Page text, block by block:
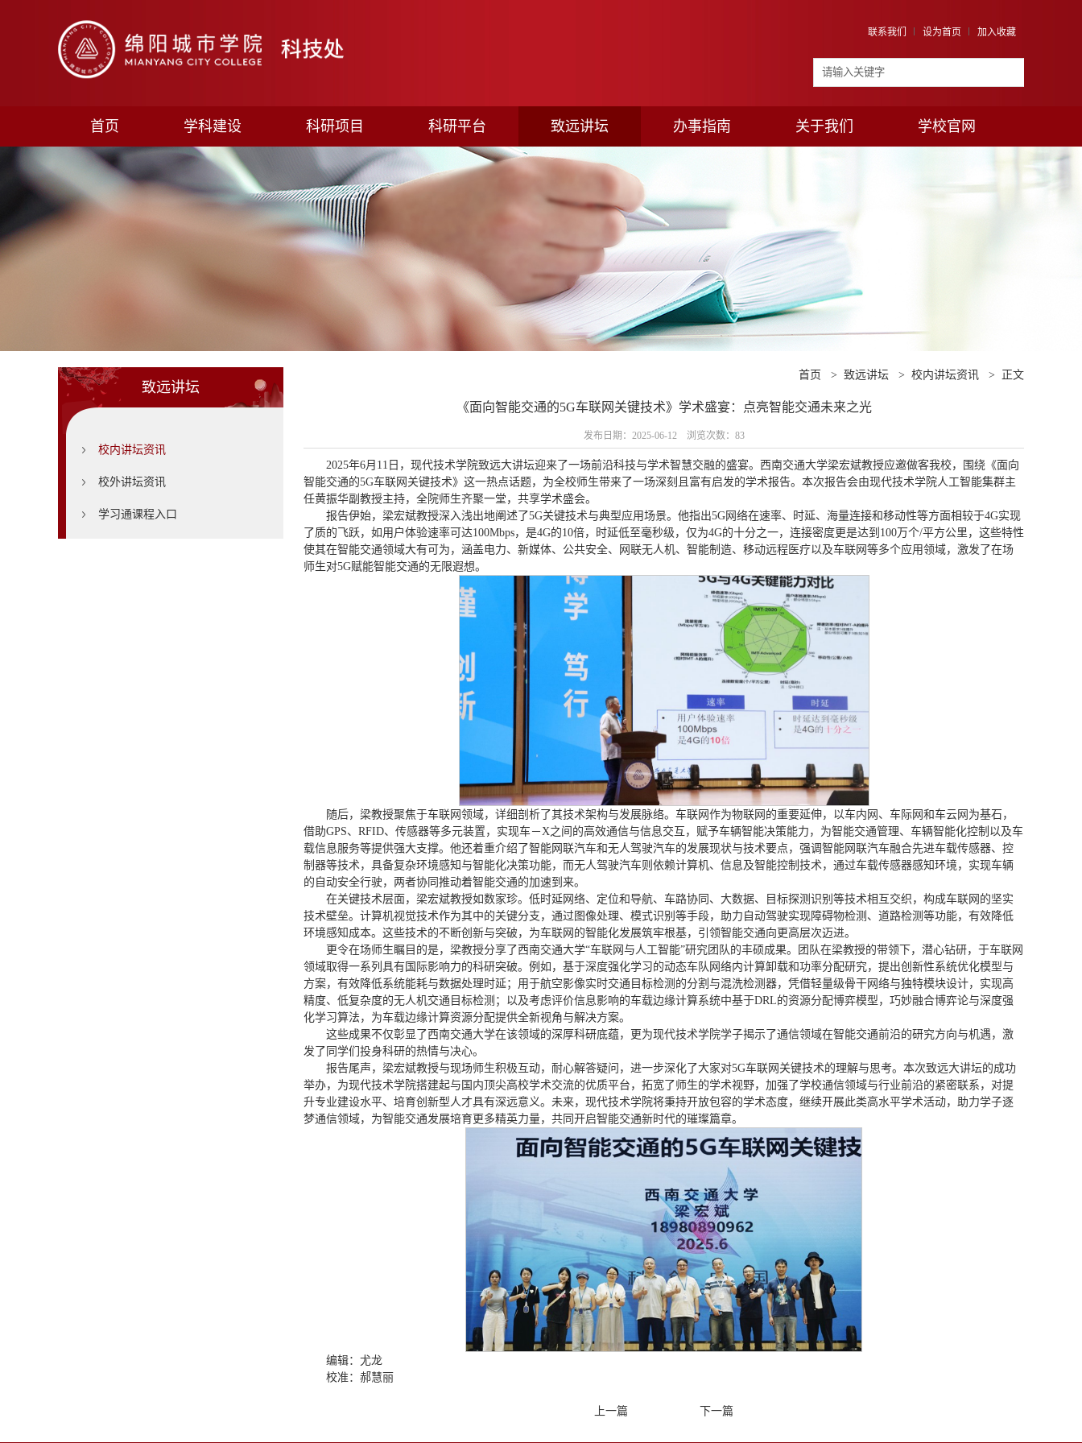
联系我们 设为首页 加入收藏
首页 学科建设 科研项目 科研平台 致远讲坛 办事指南 关于我们 学校官网
致远讲坛
校内讲坛资讯
校外讲坛资讯
学习通课程入口
首页 > 致远讲坛 > 校内讲坛资讯 > 正文
《面向智能交通的5G车联网关键技术》学术盛宴：点亮智能交通未来之光
发布日期：2025-06-12 浏览次数： 83
2025年6月11日，现代技术学院致远大讲坛迎来了一场前沿科技与学术智慧交融的盛宴。西南交通大学梁宏斌教授应邀做客我校，围绕《面向
智能交通的5G车联网关键技术》这一热点话题，为全校师生带来了一场深刻且富有启发的学术报告。本次报告会由现代技术学院人工智能集群主
任黄振华副教授主持，全院师生齐聚一堂，共享学术盛会。
报告伊始，梁宏斌教授深入浅出地阐述了5G关键技术与典型应用场景。他指出5G网络在速率、时延、海量连接和移动性等方面相较于4G实现
了质的飞跃，如用户体验速率可达100Mbps，是4G的10倍，时延低至毫秒级，仅为4G的十分之一，连接密度更是达到100万个/平方公里，这些特性
使其在智能交通领域大有可为，涵盖电力、新媒体、公共安全、网联无人机、智能制造、移动远程医疗以及车联网等多个应用领域，激发了在场
师生对5G赋能智能交通的无限遐想。
随后，梁教授聚焦于车联网领域，详细剖析了其技术架构与发展脉络。车联网作为物联网的重要延伸，以车内网、车际网和车云网为基石，
借助GPS、RFID、传感器等多元装置，实现车－X之间的高效通信与信息交互，赋予车辆智能决策能力，为智能交通管理、车辆智能化控制以及车
载信息服务等提供强大支撑。他还着重介绍了智能网联汽车和无人驾驶汽车的发展现状与技术要点，强调智能网联汽车融合先进车载传感器、控
制器等技术，具备复杂环境感知与智能化决策功能，而无人驾驶汽车则依赖计算机、信息及智能控制技术，通过车载传感器感知环境，实现车辆
的自动安全行驶，两者协同推动着智能交通的加速到来。
在关键技术层面，梁宏斌教授如数家珍。低时延网络、定位和导航、车路协同、大数据、目标探测识别等技术相互交织，构成车联网的坚实
技术壁垒。计算机视觉技术作为其中的关键分支，通过图像处理、模式识别等手段，助力自动驾驶实现障碍物检测、道路检测等功能，有效降低
环境感知成本。这些技术的不断创新与突破，为车联网的智能化发展筑牢根基，引领智能交通向更高层次迈进。
更令在场师生瞩目的是，梁教授分享了西南交通大学“车联网与人工智能”研究团队的丰硕成果。团队在梁教授的带领下，潜心钻研，于车联网
领域取得一系列具有国际影响力的科研突破。例如，基于深度强化学习的动态车队网络内计算卸载和功率分配研究，提出创新性系统优化模型与
方案，有效降低系统能耗与数据处理时延；用于航空影像实时交通目标检测的分割与混洗检测器，凭借轻量级骨干网络与独特模块设计，实现高
精度、低复杂度的无人机交通目标检测；以及考虑评价信息影响的车载边缘计算系统中基于DRL的资源分配博弈模型，巧妙融合博弈论与深度强
化学习算法，为车载边缘计算资源分配提供全新视角与解决方案。
这些成果不仅彰显了西南交通大学在该领域的深厚科研底蕴，更为现代技术学院学子揭示了通信领域在智能交通前沿的研究方向与机遇，激
发了同学们投身科研的热情与决心。
报告尾声，梁宏斌教授与现场师生积极互动，耐心解答疑问，进一步深化了大家对5G车联网关键技术的理解与思考。本次致远大讲坛的成功
举办，为现代技术学院搭建起与国内顶尖高校学术交流的优质平台，拓宽了师生的学术视野，加强了学校通信领域与行业前沿的紧密联系，对提
升专业建设水平、培育创新型人才具有深远意义。未来，现代技术学院将秉持开放包容的学术态度，继续开展此类高水平学术活动，助力学子逐
梦通信领域，为智能交通发展培育更多精英力量，共同开启智能交通新时代的璀璨篇章。
编辑：尤龙
校准：郝慧丽
上一篇 下一篇